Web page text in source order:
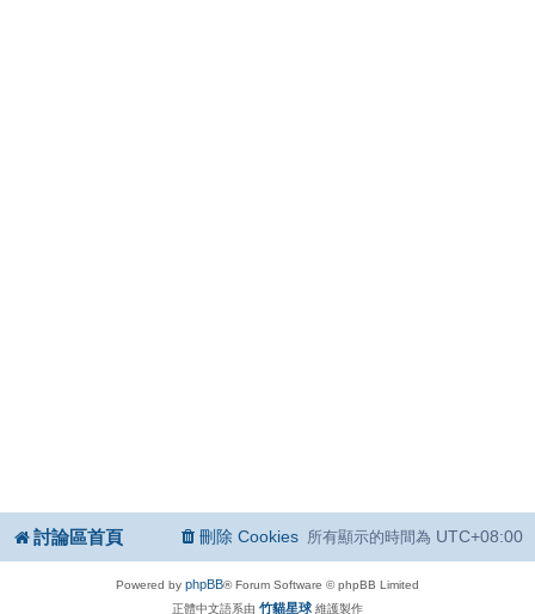
討論區首頁 所有顯示的時間為 UTC+08:00
刪除 Cookies
Powered by phpBB® Forum Software © phpBB Limited
正體中文語系由 竹貓星球 維護製作